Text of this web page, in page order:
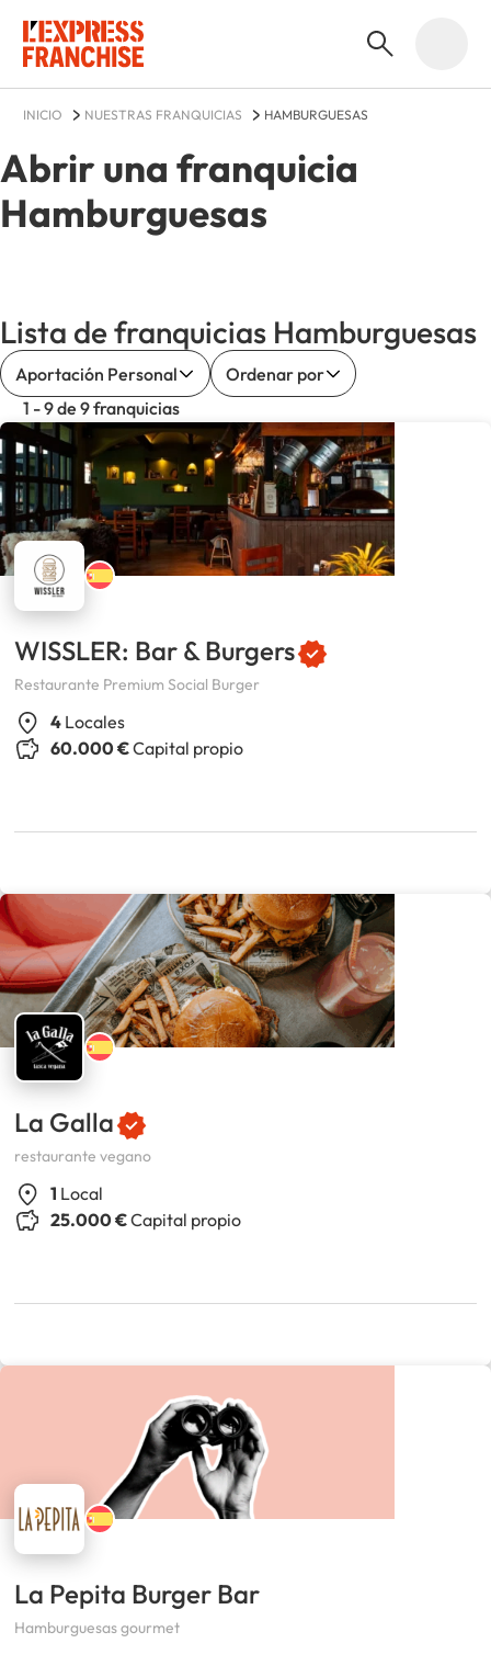
INICIO NUESTRAS FRANQUICIAS HAMBURGUESAS
Abrir una franquicia
Hamburguesas
Lista de franquicias Hamburguesas
Aportación Personal
Ordenar por
1 - 9 de 9 franquicias
WISSLER: Bar & Burgers
Restaurante Premium Social Burger
4 Locales
60.000 €Capital propio
La Galla
restaurante vegano
1 Local
25.000 €Capital propio
La Pepita Burger Bar
Hamburguesas gourmet